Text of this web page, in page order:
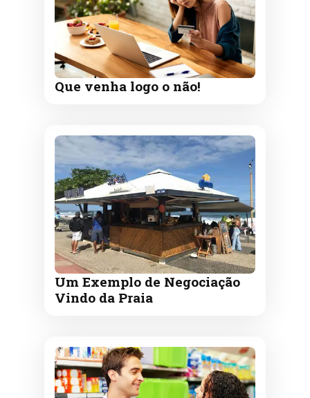
Que venha logo o não!
Um Exemplo de Negociação
Vindo da Praia